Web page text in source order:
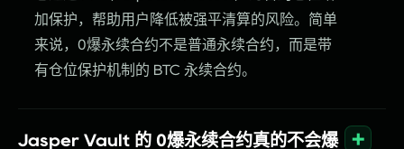
加保护，帮助用户降低被强平清算的风险。简单
来说，0爆永续合约不是普通永续合约，而是带
有仓位保护机制的 BTC 永续合约。
Jasper Vault 的 0爆永续合约真的不会爆